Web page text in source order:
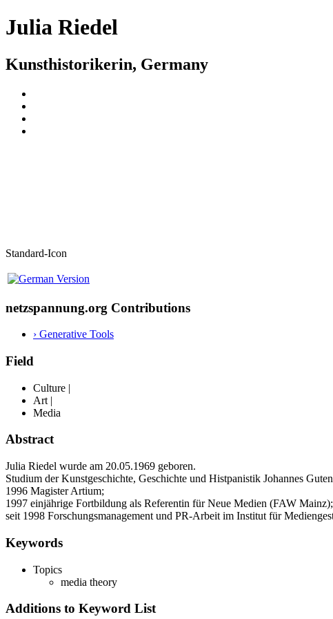
Julia Riedel
Kunsthistorikerin, Germany
Standard-Icon
netzspannung.org Contributions
› Generative Tools
Field
Culture |
Art |
Media
Abstract
Julia Riedel wurde am 20.05.1969 geboren.
Studium der Kunstgeschichte, Geschichte und Histpanistik Johannes
1996 Magister Artium;
1997 einjährige Fortbildung als Referentin für Neue Medien (FAW Mainz);
seit 1998 Forschungsmanagement und PR-Arbeit im Institut für
Keywords
Topics
media theory
Additions to Keyword List